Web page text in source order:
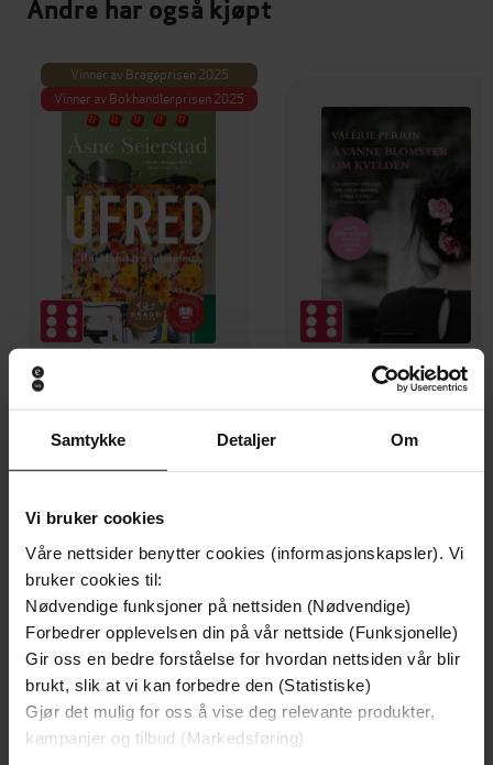
Samtykke Detaljer Om
Vi bruker cookies
Våre nettsider benytter cookies (informasjonskapsler). Vi
bruker cookies til:
Nødvendige funksjoner på nettsiden (Nødvendige)
Forbedrer opplevelsen din på vår nettside (Funksjonelle)
Gir oss en bedre forståelse for hvordan nettsiden vår blir
brukt, slik at vi kan forbedre den (Statistiske)
Gjør det mulig for oss å vise deg relevante produkter,
kampanjer og tilbud (Markedsføring)
Andre har også kjøpt
Vinner av Brageprisen 2025
Vinner av Bokhandlerprisen 2025
349,-
Ufred
249,-
Undertittel
saken som tok livet av grunnlovens
miljøbestemmelse
Forfattere Marius Gulbranson Nordby(forfatter)
Forlag Cappelen Damm akademisk